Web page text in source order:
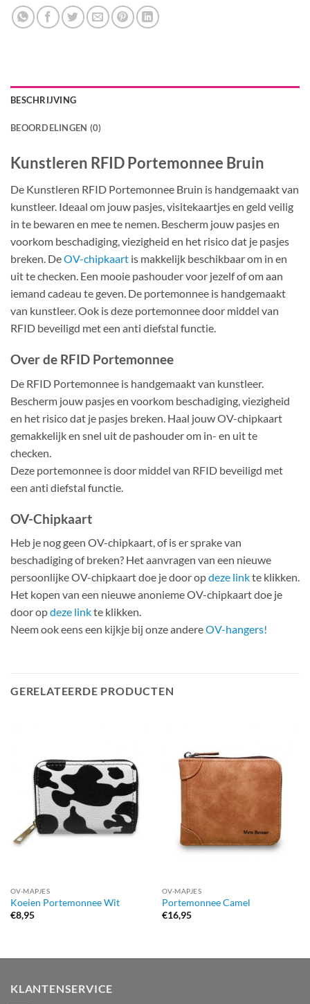
BESCHRIJVING
BEOORDELINGEN (0)
Kunstleren RFID Portemonnee Bruin
De Kunstleren RFID Portemonnee Bruin is handgemaakt van
kunstleer. Ideaal om jouw pasjes, visitekaartjes en geld veilig
in te bewaren en mee te nemen. Bescherm jouw pasjes en
voorkom beschadiging, viezigheid en het risico dat je pasjes
breken. DeOV-chipkaart is makkelijk beschikbaar om in en
uit te checken. Een mooie pashouder voor jezelf of om aan
iemand cadeau te geven. De portemonnee is handgemaakt
van kunstleer. Ook is deze portemonnee door middel van
RFID beveiligd met een anti diefstal functie.
Over de RFID Portemonnee
De RFID Portemonnee is handgemaakt van kunstleer.
Bescherm jouw pasjes en voorkom beschadiging, viezigheid
en het risico dat je pasjes breken. Haal jouw OV-chipkaart
gemakkelijk en snel uit de pashouder om in- en uit te
checken.
Deze portemonnee is door middel van RFID beveiligd met
een anti diefstal functie.
OV-Chipkaart
Heb je nog geen OV-chipkaart, of is er sprake van
beschadiging of breken? Het aanvragen van een nieuwe
persoonlijke OV-chipkaart doe je door opdeze linkte klikken.
Het kopen van een nieuwe anonieme OV-chipkaart doe je
door opdeze linkte klikken.
Neem ook eens een kijkje bij onze andereOV-hangers!
GERELATEERDE PRODUCTEN
OV-MAPJES
Koeien Portemonnee Wit
€8,95
OV-MAPJES
Portemonnee Camel
€16,95
KLANTENSERVICE